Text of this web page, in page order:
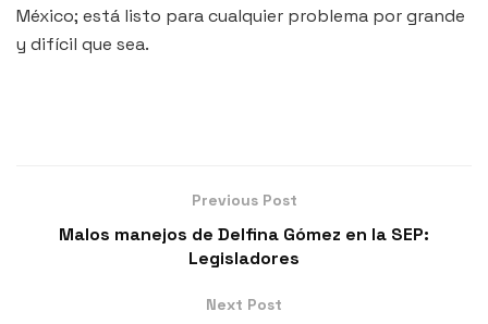
México; está listo para cualquier problema por grande
y difícil que sea.
Previous Post
Malos manejos de Delfina Gómez en la SEP:
Legisladores
Next Post